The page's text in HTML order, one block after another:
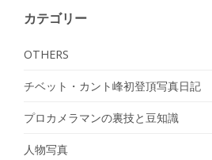
カテゴリー
OTHERS
チベット・カント峰初登頂写真日記
プロカメラマンの裏技と豆知識
人物写真